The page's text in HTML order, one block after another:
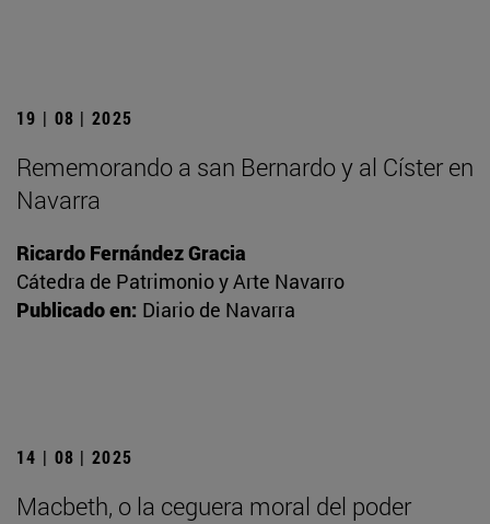
19 | 08 | 2025
Rememorando a san Bernardo y al Císter en
Navarra
Ricardo Fernández Gracia
Cátedra de Patrimonio y Arte Navarro
Publicado en: Diario de Navarra
14 | 08 | 2025
Macbeth, o la ceguera moral del poder